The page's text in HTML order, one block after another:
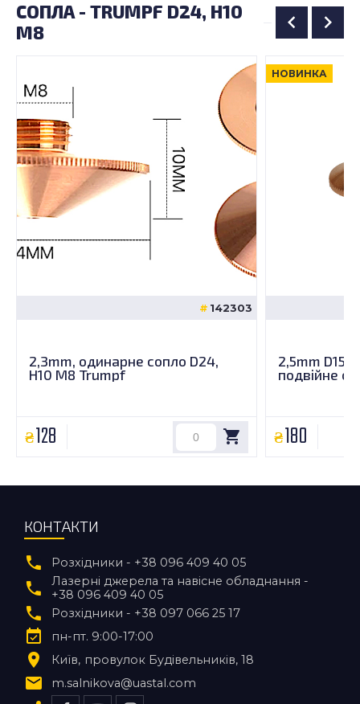
СОПЛА - TRUMPF D24, H10
M8
142303
2,3mm, одинарне сопло D24,
H10 M8 Trumpf
128
НОВИНКА
2,5mm D15
подвійне
180
КОНТАКТИ
Розхідники - +38 096 409 40 05
Лазерні джерела та навісне обладнання -
+38 096 409 40 05
Розхідники - +38 097 066 25 17
пн-пт. 9:00-17:00
Київ
провулок Будівельників, 18
m.salnikova@uastal.com